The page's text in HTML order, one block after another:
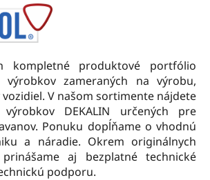
kompletné produktové portfólio
výrobkov zameraných na výrobu,
V našom sortimente nájdete
DEKALIN určených pre
Ponuku dopĺňame o vhodnú
a náradie. Okrem originálnych
aj bezplatné technické
podporu.